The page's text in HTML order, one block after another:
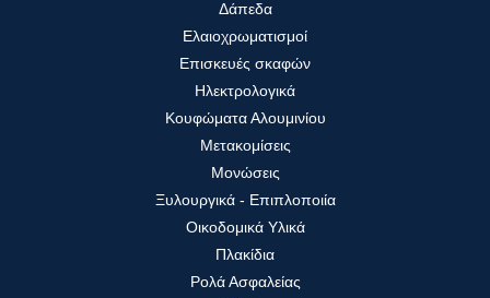
Δάπεδα
Ελαιοχρωματισμοί
Επισκευές σκαφών
Ηλεκτρολογικά
Κουφώματα Αλουμινίου
Μετακομίσεις
Μονώσεις
Ξυλουργικά - Επιπλοποιία
Οικοδομικά Υλικά
Πλακίδια
Ρολά Ασφαλείας